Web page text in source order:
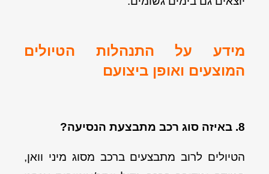
מידע על התנהלות הטיולים
המוצעים ואופן ביצועם
8. באיזה סוג רכב מתבצעת הנסיעה?
הטיולים לרוב מתבצעים ברכב מסוג מיני וואן,